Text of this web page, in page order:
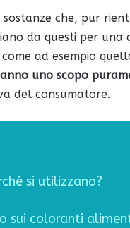
sostanze che, pur
da questi per
come ad esempio
uno scopo
del consumatore.
si utilizzano?
sui coloranti